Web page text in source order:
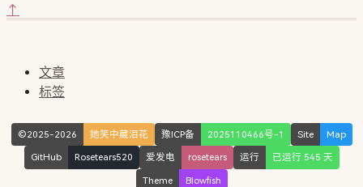
↑
文章
标签
©2025-2026 她笑中藏泪花 豫ICP备 2025110466号-1 Site Map
GitHub Rosetears520 爱发电 rosetears 运行 已运行 545 天
Theme Blowfish